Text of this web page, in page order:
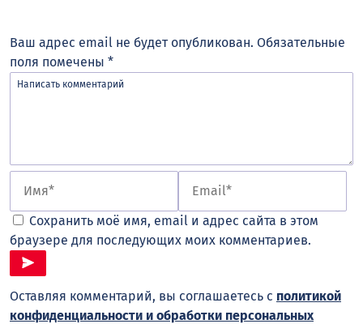
Ваш адрес email не будет опубликован. Обязательные
поля помечены *
Сохранить моё имя, email и адрес сайта в этом
браузере для последующих моих комментариев.
Оставляя комментарий, вы соглашаетесь с политикой
конфиденциальности и обработки персональных